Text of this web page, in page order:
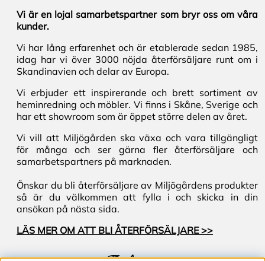
Vi är en lojal samarbetspartner som bryr oss om våra
kunder.
Vi har lång erfarenhet och är etablerade sedan 1985,
idag har vi över 3000 nöjda återförsäljare runt om i
Skandinavien och delar av Europa.
Vi erbjuder ett inspirerande och brett sortiment av
heminredning och möbler. Vi finns i Skåne, Sverige och
har ett showroom som är öppet större delen av året.
Vi vill att Miljögården ska växa och vara tillgängligt
för många och ser gärna fler återförsäljare och
samarbetspartners på marknaden.
Önskar du bli återförsäljare av Miljögårdens produkter
så är du välkommen att fylla i och skicka in din
ansökan på nästa sida.
LÄS MER OM ATT BLI ÅTERFÖRSÄLJARE >>